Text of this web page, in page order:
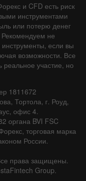
и CFD есть риск
инструментами
или потерю денег
Рекомендуем не
инструменты, если вы
возможности. Все
реальное участие, но
1811672
Тортола, г. Роуд,
офис 4.
органа BVI FSC
торговая марка
России.
права защищены.
Group.